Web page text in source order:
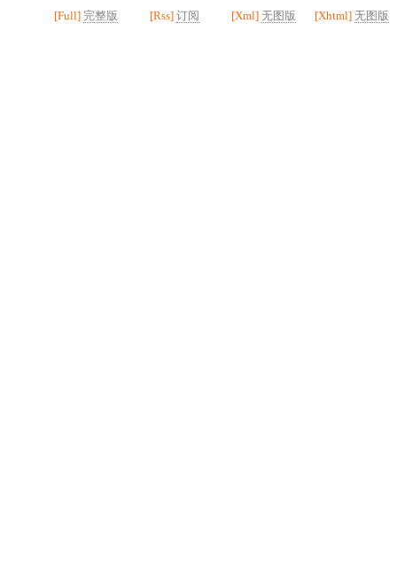
[Full] 完整版 [Rss] 订阅 [Xml] 无图版 [Xhtml] 无图版